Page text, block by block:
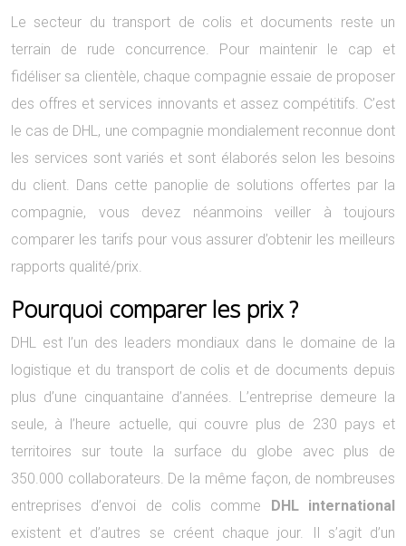
Le secteur du transport de colis et documents reste un
terrain de rude concurrence. Pour maintenir le cap et
fidéliser sa clientèle, chaque compagnie essaie de proposer
des offres et services innovants et assez compétitifs. C’est
le cas de DHL, une compagnie mondialement reconnue dont
les services sont variés et sont élaborés selon les besoins
du client. Dans cette panoplie de solutions offertes par la
compagnie, vous devez néanmoins veiller à toujours
comparer les tarifs pour vous assurer d’obtenir les meilleurs
rapports qualité/prix.
Pourquoi comparer les prix ?
DHL est l’un des leaders mondiaux dans le domaine de la
logistique et du transport de colis et de documents depuis
plus d’une cinquantaine d’années. L’entreprise demeure la
seule, à l’heure actuelle, qui couvre plus de 230 pays et
territoires sur toute la surface du globe avec plus de
350.000 collaborateurs. De la même façon, de nombreuses
entreprises d’envoi de colis comme DHL international
existent et d’autres se créent chaque jour. Il s’agit d’un